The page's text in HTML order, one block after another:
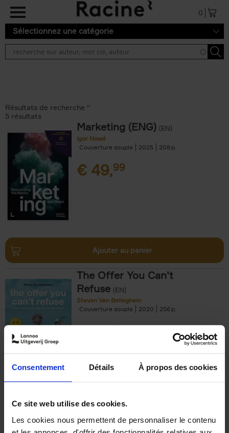
Consentement Détails À propos des cookies
Ce site web utilise des cookies.
Les cookies nous permettent de personnaliser le contenu
Aller au contenu principal
0
Sélectionnez une catégorie
Résultats de recherche ''
5 résultats
Marketing (ENG) (EN)
Igor Nowé
Couverture souple
2025 208
€ 49,99
Ajouter au panier
The Offer You Can't
Refuse (EN)
Steven Van Belleghem
Couverture souple
2020 256
€37,50
Building Bonds = Building